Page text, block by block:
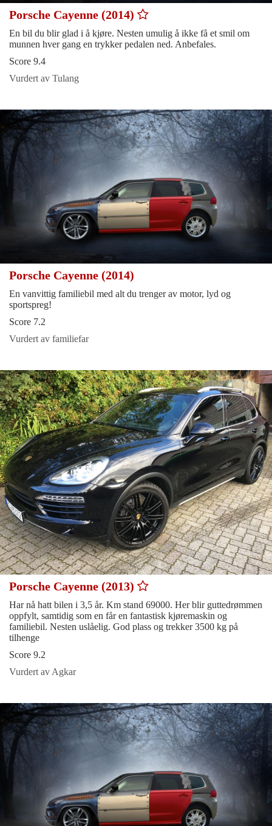
Porsche Cayenne (2014)
En bil du blir glad i å kjøre. Nesten umulig å ikke få et smil om
munnen hver gang en trykker pedalen ned. Anbefales.
Score 9.4
Vurdert av Tulang
Porsche Cayenne (2014)
En vanvittig familiebil med alt du trenger av motor, lyd og
sportspreg!
Score 7.2
Vurdert av familiefar
Porsche Cayenne (2013)
Har nå hatt bilen i 3,5 år. Km stand 69000. Her blir guttedrømmen
oppfylt, samtidig som en får en fantastisk kjøremaskin og
familiebil. Nesten uslåelig. God plass og trekker 3500 kg på
tilhenge
Score 9.2
Vurdert av Agkar